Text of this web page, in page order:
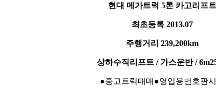
현대 메가트럭 5톤 카고리프트
최초등록 2013.07
주행거리 239,200km
상하수직리프트 / 가스운반 /
●중고트럭매매●영업용번호판시